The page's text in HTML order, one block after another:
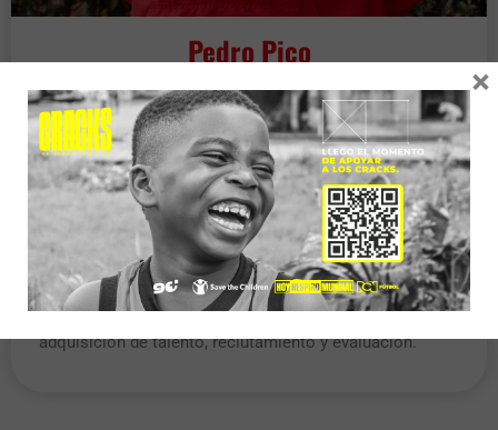
Pedro Pico
Director Asociado de Talento Humano y Legal
Abogado con especialización en Derecho Laboral y
Gerencia de Gestión Humana, con más de 10 años
liderando e implementando todos los procesos
inherentes al Área de Talento Humanos para más de
3.000 empleados en empresas, multinacionales de
servicios, telecomunicaciones, oil & gas y ONG.
Con fuerte experiencia en la creación de estrategias
para cambio de clima y cultura laboral, procesos de
adquisición de talento, reclutamiento y evaluación.
×